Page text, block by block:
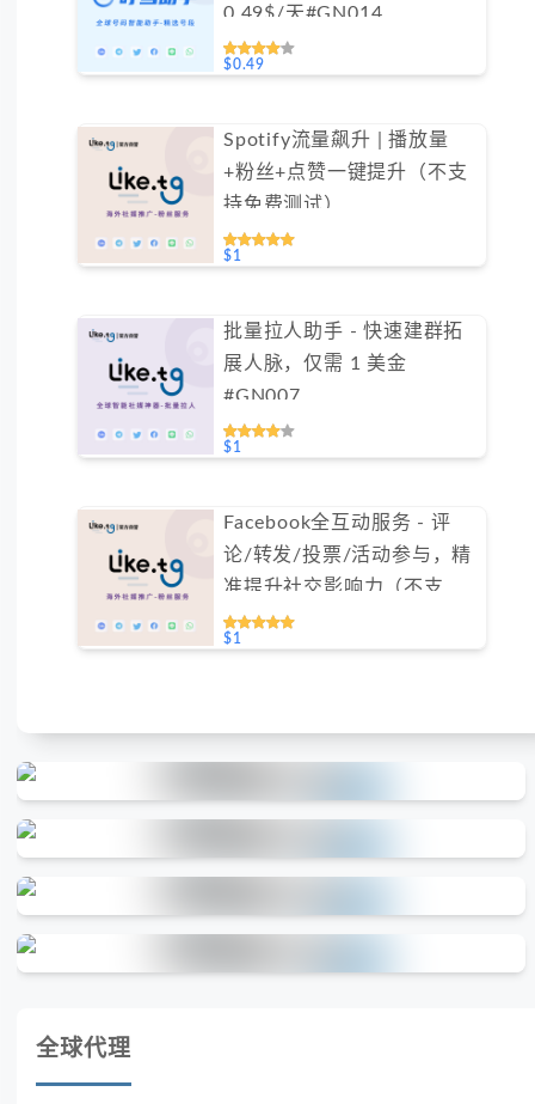
0.49$/天#GN014
$0.49
Spotify流量飙升 | 播放量
+粉丝+点赞一键提升（不支
持免费测试）
$1
批量拉人助手 - 快速建群拓
展人脉，仅需 1 美金
#GN007
$1
Facebook全互动服务 - 评
论/转发/投票/活动参与，精
准提升社交影响力（不支持
免费测试）
$1
全球代理